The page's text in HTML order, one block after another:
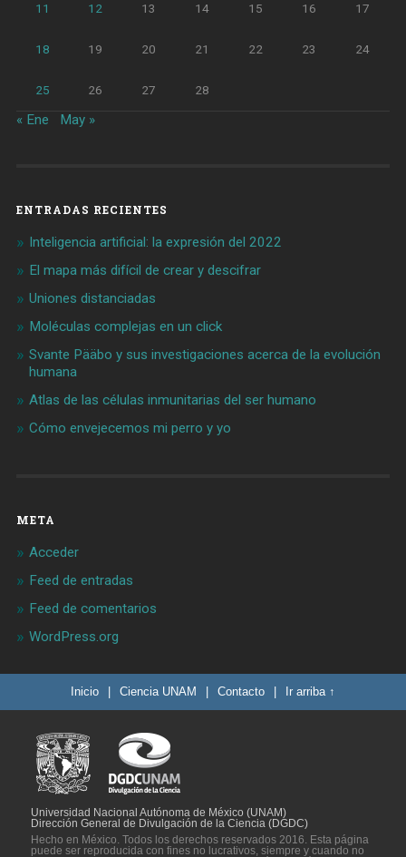
11 12 13 14 15 16 17
18 19 20 21 22 23 24
25 26 27 28
« Ene May »
ENTRADAS RECIENTES
Inteligencia artificial: la expresión del 2022
El mapa más difícil de crear y descifrar
Uniones distanciadas
Moléculas complejas en un click
Svante Pääbo y sus investigaciones acerca de la evolución
humana
Atlas de las células inmunitarias del ser humano
Cómo envejecemos mi perro y yo
META
Acceder
Feed de entradas
Feed de comentarios
WordPress.org
Inicio Ciencia UNAM Contacto Ir arriba ↑
Universidad Nacional Autónoma de México (UNAM)
Dirección General de Divulgación de la Ciencia (DGDC)
Hecho en México. Todos los derechos reservados 2016. Esta página
puede ser reproducida con fines no lucrativos, siempre y cuando no